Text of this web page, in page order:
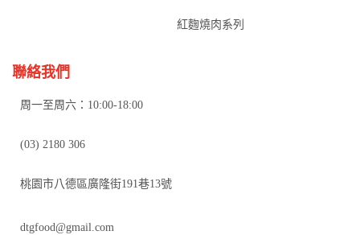
紅麴燒肉系列
聯絡我們
周一至周六：10:00-18:00
(03) 2180 306
桃園市八德區廣隆街191巷13號
dtgfood@gmail.com